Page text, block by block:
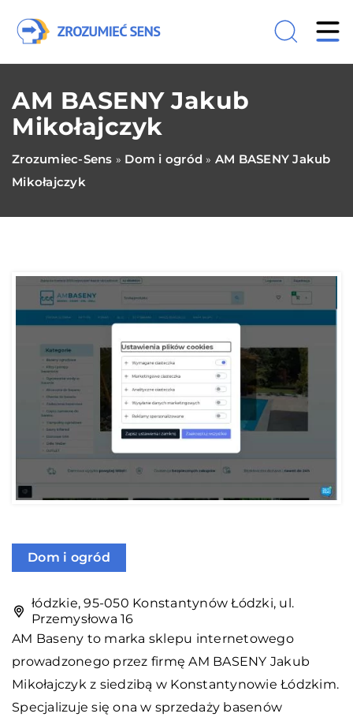
AM BASENY Jakub
Mikołajczyk
Zrozumiec-Sens » Dom i ogród » AM BASENY Jakub
Mikołajczyk
Dom i ogród
łódzkie, 95-050 Konstantynów Łódzki, ul.
Przemysłowa 16
AM Baseny to marka sklepu internetowego
prowadzonego przez firmę AM BASENY Jakub
Mikołajczyk z siedzibą w Konstantynowie Łódzkim.
Specjalizuje się ona w sprzedaży basenów